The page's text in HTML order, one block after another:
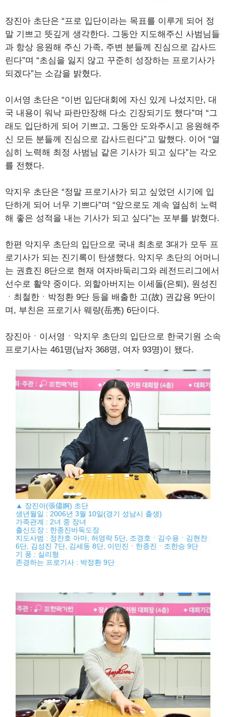
장진아 초단은 “프로 입단이라는 목표를 이루게 되어 정
말 기쁘고 뜻깊게 생각한다. 그동안 지도해주신 사범님들
과 항상 응원해 주신 가족, 주변 분들께 진심으로 감사드
린다”며 “초심을 잃지 않고 꾸준히 성장하는 프로기사가
되겠다”는 소감을 밝혔다.
이서영 초단은 “이번 입단대회에 자신 있게 나섰지만, 대
국 내용이 워낙 파란만장해 다소 긴장되기도 했다”며 “그
래도 입단하게 되어 기쁘고, 그동안 도와주시고 응원해주
신 모든 분들께 진심으로 감사드린다”고 말했다. 이어 “열
심히 노력해 최정 사범님 같은 기사가 되고 싶다”는 각오
를 전했다.
악지우 초단은 “정말 프로기사가 되고 싶었던 시기에 입
단하게 되어 너무 기쁘다”며 “앞으로도 계속 열심히 노력
해 좋은 성적을 내는 기사가 되고 싶다”는 포부를 밝혔다.
한편 악지우 초단의 입단으로 국내 최초로 3대가 모두 프
로기사가 되는 진기록이 탄생했다. 악지우 초단의 어머니
는 권효진 8단으로 현재 여자바둑리그와 레전드리그에서
선수로 활약 중이다. 외할아버지는 이세돌(은퇴), 원성진
ㆍ최철한ㆍ박정환 9단 등을 배출한 고(故) 권갑용 9단이
며, 부친은 프로기사 웨량(岳亮) 6단이다.
장진아ㆍ이서영ㆍ악지우 초단의 입단으로 한국기원 소속
프로기사는 461명(남자 368명, 여자 93명)이 됐다.
▲ 장진아(張儘婀) 초단
생년월일 : 2006년 3월 10일(경기 성남시 출생)
가족관계 : 2녀 중 장녀
출신도장 : 한종진바둑도장
지도사범 : 정찬호 아마, 허영락 5단, 조경호ㆍ김수용ㆍ김현찬
6단, 김성진 7단, 김세동 8단, 이민진ㆍ한종진ㆍ조한승 9단
기 풍 : 실리형
존경하는 프로기사 : 박정환 9단